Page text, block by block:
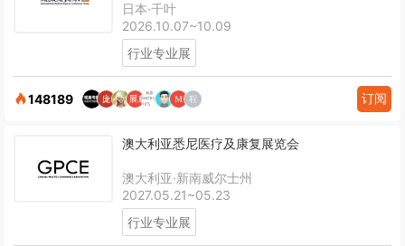
日本·千叶
2026.10.07~10.09
行业专业展
148189 订阅
澳大利亚悉尼医疗及康复展览会
澳大利亚·新南威尔士州
2027.05.21~05.23
行业专业展